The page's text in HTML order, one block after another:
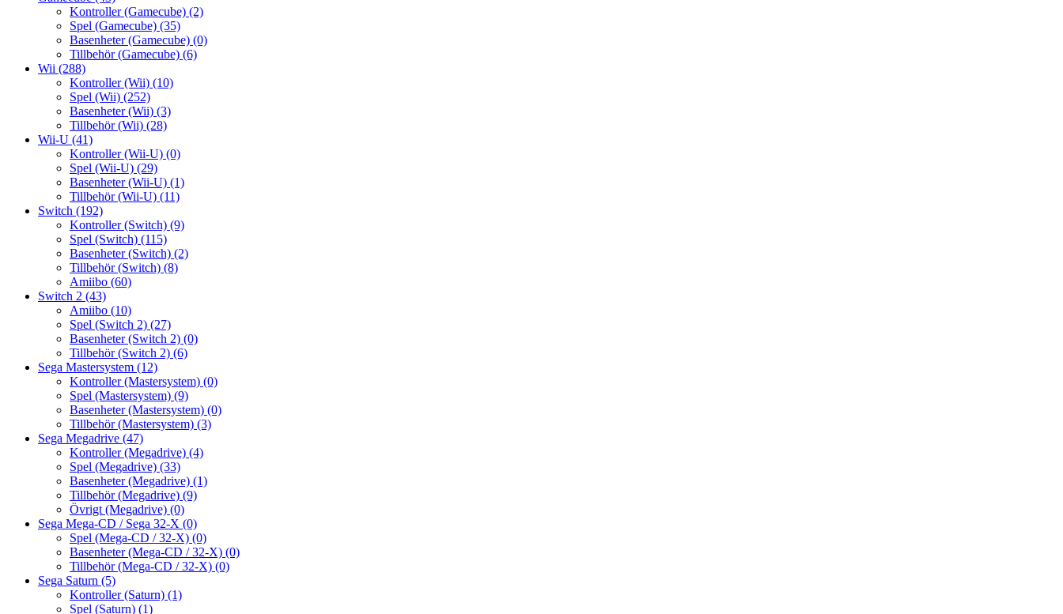
Kontroller (Gamecube) (2)
Spel (Gamecube) (35)
Basenheter (Gamecube) (0)
Tillbehör (Gamecube) (6)
Wii (288)
Kontroller (Wii) (10)
Spel (Wii) (252)
Basenheter (Wii) (3)
Tillbehör (Wii) (28)
Wii-U (41)
Kontroller (Wii-U) (0)
Spel (Wii-U) (29)
Basenheter (Wii-U) (1)
Tillbehör (Wii-U) (11)
Switch (192)
Kontroller (Switch) (9)
Spel (Switch) (115)
Basenheter (Switch) (2)
Tillbehör (Switch) (8)
Amiibo (60)
Switch 2 (43)
Amiibo (10)
Spel (Switch 2) (27)
Basenheter (Switch 2) (0)
Tillbehör (Switch 2) (6)
Sega Mastersystem (12)
Kontroller (Mastersystem) (0)
Spel (Mastersystem) (9)
Basenheter (Mastersystem) (0)
Tillbehör (Mastersystem) (3)
Sega Megadrive (47)
Kontroller (Megadrive) (4)
Spel (Megadrive) (33)
Basenheter (Megadrive) (1)
Tillbehör (Megadrive) (9)
Övrigt (Megadrive) (0)
Sega Mega-CD / Sega 32-X (0)
Spel (Mega-CD / 32-X) (0)
Basenheter (Mega-CD / 32-X) (0)
Tillbehör (Mega-CD / 32-X) (0)
Sega Saturn (5)
Kontroller (Saturn) (1)
Spel (Saturn) (1)